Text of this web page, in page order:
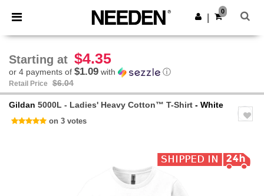
× Needen App
Better prices on app!
Get the app
0
Starting at $4.35
or 4 payments of $1.09 with ⓘ
Retail Price $6.04
Gildan 5000L - Ladies' Heavy Cotton™ T-Shirt - White
on 3 votes